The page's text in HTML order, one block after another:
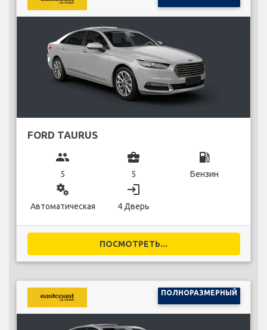
FORD TAURUS
group
5
business_center
5
local_gas_station
Бензин
miscellaneous_services
Автоматическая
login
4 Дверь
ПОСМОТРЕТЬ...
ПОЛНОРАЗМЕРНЫЙ